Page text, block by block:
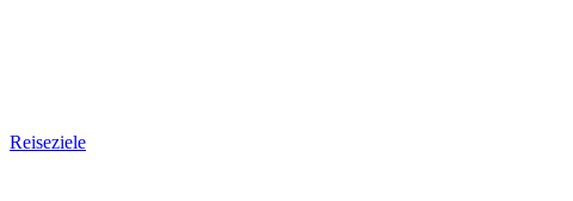
Reiseziele